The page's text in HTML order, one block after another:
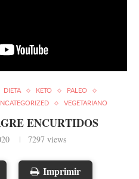
DIETA KETO
PALEO
VEGETARIANO
ENCURTIDOS
7297 views
Imprimir